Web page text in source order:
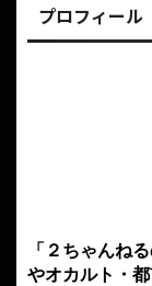
プロフィール
「２ちゃんね
やオカルト・